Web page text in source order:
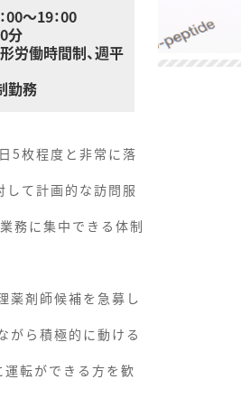
～19：00
分
労働時間制、週平
勤務
5枚程度と非常に落
て計画的な訪問服
務に集中できる体制
薬剤師候補を急募し
がら積極的に動ける
転ができる方を歓